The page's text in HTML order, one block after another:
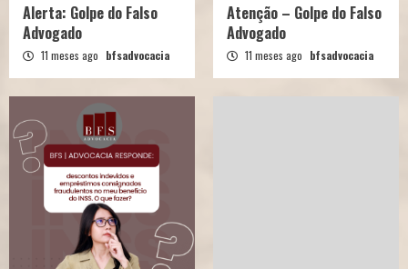
Alerta: Golpe do Falso
Advogado
11 meses ago bfsadvocacia
Atenção – Golpe do Falso
Advogado
11 meses ago bfsadvocacia